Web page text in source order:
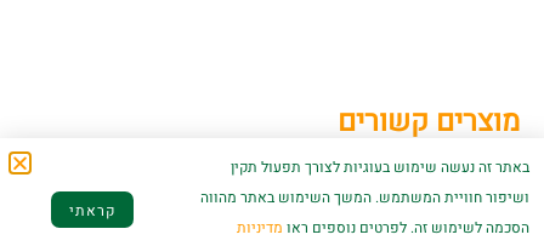
מוצרים קשורים
באתר זה נעשה שימוש בעוגיות לצורך תפעול תקין
ושיפור חוויית המשתמש. המשך השימוש באתר מהווה
הסכמה לשימוש זה. לפרטים נוספים ראו מדיניות
קראתי